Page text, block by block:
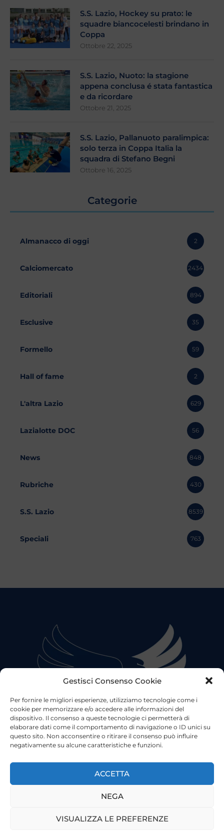
Gestisci Consenso Cookie
Per fornire le migliori esperienze, utilizziamo tecnologie come i
cookie per memorizzare e/o accedere alle informazioni del
dispositivo. Il consenso a queste tecnologie ci permetterà di
elaborare dati come il comportamento di navigazione o ID unici su
questo sito. Non acconsentire o ritirare il consenso può influire
negativamente su alcune caratteristiche e funzioni.
ACCETTA
NEGA
VISUALIZZA LE PREFERENZE
S.S. Lazio, Hockey su prato: le
squadre biancocelesti brindano in
Coppa
Ottobre 22, 2025
S.S. Lazio, Nuoto: la stagione
appena conclusa é stata fantastica
e da ricordare
Ottobre 21, 2025
S.S. Lazio, Pallanuoto paralimpica:
solo terza in Coppa Italia la
squadra di Stefano Begni
Ottobre 16, 2025
Categorie
Almanacco di oggi 2
Calciomercato 2434
Editoriali 894
Esclusive 35
Formello 59
Hall of fame 2
L'altra Lazio 629
Lazialotte DOC 56
News 848
Rubriche 430
S.S. Lazio 8539
Speciali 763
©2023 Tutti i diritti riservatiLazio Live TV